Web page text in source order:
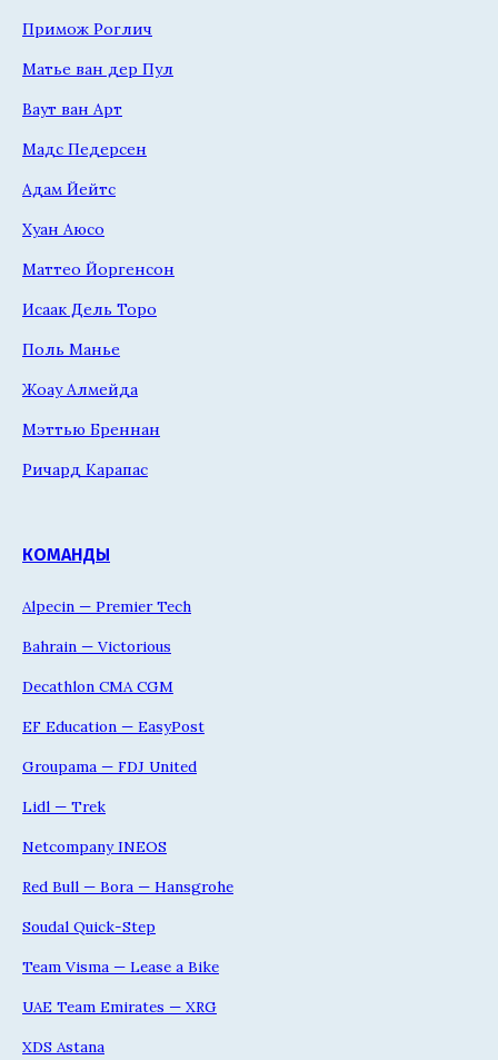
Примож Роглич
Матье ван дер Пул
Ваут ван Арт
Мадс Педерсен
Адам Йейтс
Хуан Аюсо
Маттео Йоргенсон
Исаак Дель Торо
Поль Манье
Жоау Алмейда
Мэттью Бреннан
Ричард Карапас
КОМАНДЫ
Alpecin — Premier Tech
Bahrain — Victorious
Decathlon CMA CGM
EF Education — EasyPost
Groupama — FDJ United
Lidl — Trek
Netcompany INEOS
Red Bull — Bora — Hansgrohe
Soudal Quick-Step
Team Visma — Lease a Bike
UAE Team Emirates — XRG
XDS Astana